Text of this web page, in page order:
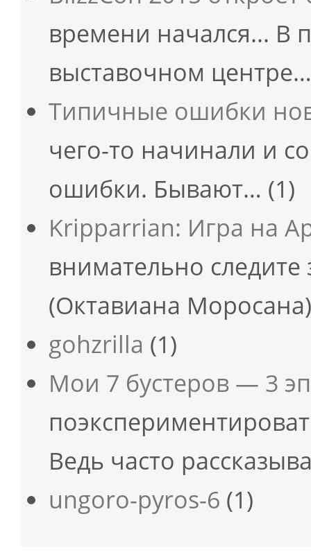
времени начался... В
выставочном центре…
Типичные ошибки
чего-то начинали и
ошибки. Бывают… (1)
Kripparrian: Игра на
внимательно
(Октавиана
gohzrilla (1)
Мои 7 бустеров — 3
Ведь часто
ungoro-pyros-6 (1)